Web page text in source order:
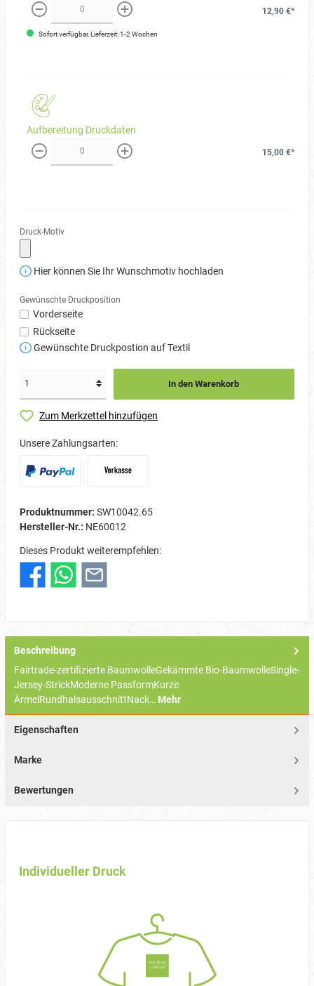
weniger mehr
12,90 €*
Sofort verfügbar, Lieferzeit: 1-2 Wochen
Aufbereitung Druckdaten
weniger mehr
15,00 €*
Druck-Motiv
Hier können Sie Ihr Wunschmotiv hochladen
Gewünschte Druckposition
Vorderseite
Rückseite
Gewünschte Druckpostion auf Textil
In den Warenkorb
Zum Merkzettel hinzufügen
Unsere Zahlungsarten:
Produktnummer: SW10042.65
Hersteller-Nr.: NE60012
Dieses Produkt weiterempfehlen:
Beschreibung
Fairtrade-zertifizierte BaumwolleGekämmte Bio-BaumwolleSingle-
Jersey-StrickModerne PassformKurze
ÄrmelRundhalsausschnittNack… Mehr
Eigenschaften
Marke
Bewertungen
Individueller Druck